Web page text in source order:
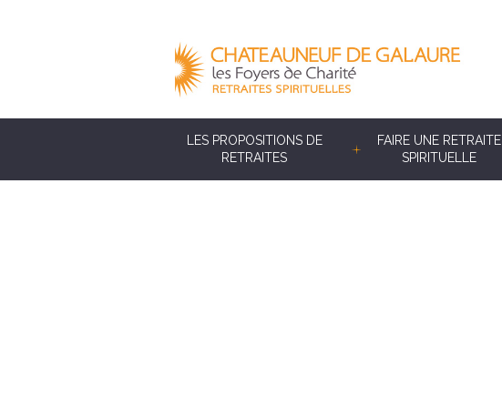
LES PROPOSITIONS DE
RETRAITES
FAIRE UNE RETRAITE
SPIRITUELLE